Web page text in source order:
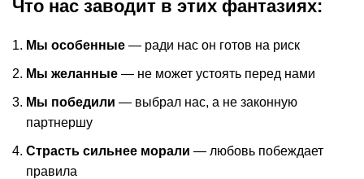
Что нас заводит в этих фантазиях:
Мы особенные — ради нас он готов на риск
Мы желанные — не может устоять перед нами
Мы победили — выбрал нас, а не законную
партнершу
Страсть сильнее морали — любовь побеждает
правила